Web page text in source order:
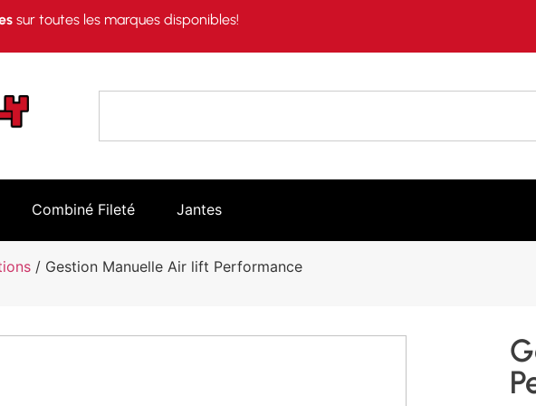
sur toutes les marques disponibles!
Combiné Fileté Jantes
/ Gestion Manuelle Air lift Performance